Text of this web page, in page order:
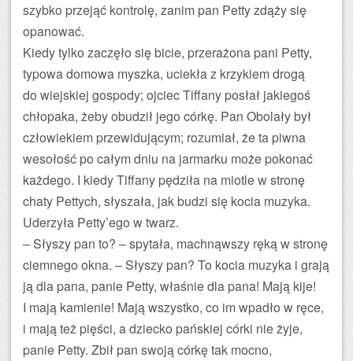
szybko przejąć kontrolę, zanim pan Petty zdąży się
opanować.
Kiedy tylko zaczęło się bicie, przerażona pani Petty,
typowa domowa myszka, uciekła z krzykiem drogą
do wiejskiej gospody; ojciec Tiffany posłał jakiegoś
chłopaka, żeby obudził jego córkę. Pan Obolały był
człowiekiem przewidującym; rozumiał, że ta piwna
wesołość po całym dniu na jarmarku może pokonać
każdego. I kiedy Tiffany pędziła na miotle w stronę
chaty Pettych, słyszała, jak budzi się kocia muzyka.
Uderzyła Petty’ego w twarz.
– Słyszy pan to? – spytała, machnąwszy ręką w stronę
ciemnego okna. – Słyszy pan? To kocia muzyka i grają
ją dla pana, panie Petty, właśnie dla pana! Mają kije!
I mają kamienie! Mają wszystko, co im wpadło w ręce,
i mają też pięści, a dziecko pańskiej córki nie żyje,
panie Petty. Zbił pan swoją córkę tak mocno,